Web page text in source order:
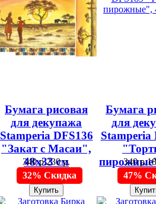
Бумага рисовая
для декупажа
Stamperia DFS136
"Закат с Масаи",
48х33 см
340 р.230 р.
32% Скидка
Бумага
для
Stamperia
см
340 р.
47%